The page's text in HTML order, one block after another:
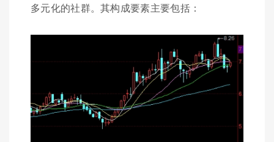
多元化的社群。其构成要素主要包括：